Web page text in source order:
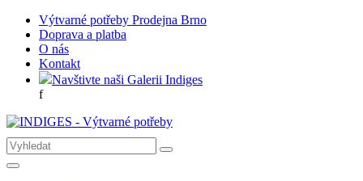
Výtvarné potřeby Prodejna Brno
Doprava a platba
O nás
Kontakt
Navštivte naši Galerii Indiges
f